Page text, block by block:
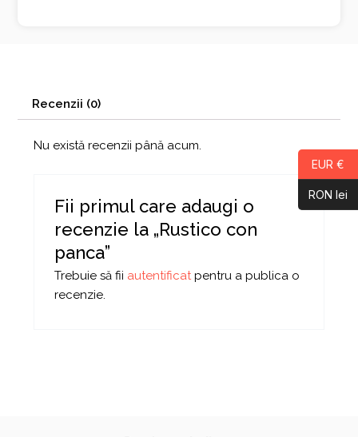
Recenzii (0)
Nu există recenzii până acum.
Fii primul care adaugi o
recenzie la „Rustico con
panca”
Trebuie să fii autentificatpentru a publica o
recenzie.
EUR €
RON lei